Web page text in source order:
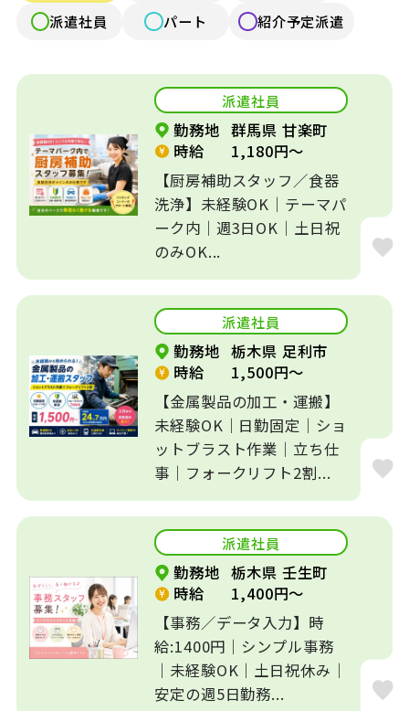
認可外保育園 病院内保育
放課後デイ・発達
支援
病院・クリニック
介護・養護・支援
施設
工場
学習塾 その他
フレックス制
リモート可
ブランクOK 土日休み
オープニングスタ
ッフ
扶養内勤務OK
賞与あり 残業なし
寮、社宅、住宅手
当あり
転勤なし
年間休日120日以
勤務時間応相談
派遣社員
パート 紹介予定派遣
派遣社員
勤務地 群馬県 甘楽町
時給
1,180円～
【厨房補助スタッフ／食器
洗浄】未経験OK｜テーマパ
ーク内｜週3日OK｜土日祝
のみOK...
派遣社員
勤務地 栃木県 足利市
時給
1,500円～
【金属製品の加工・運搬】
未経験OK｜日勤固定｜ショ
ットブラスト作業｜立ち仕
事｜フォークリフト2割...
派遣社員
勤務地 栃木県 壬生町
時給
1,400円～
【事務／データ入力】時
給:1400円｜シンプル事務
｜未経験OK｜土日祝休み｜
安定の週5日勤務...